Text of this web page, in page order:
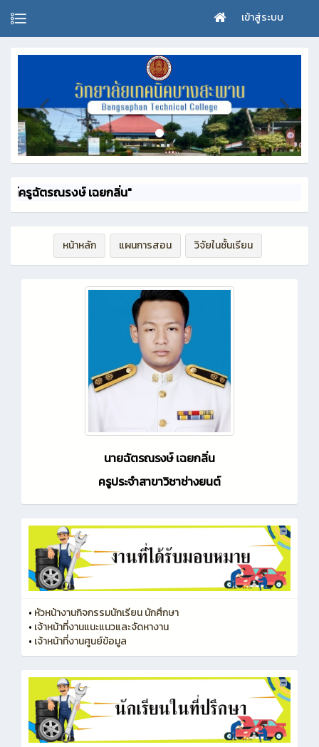
เข้าสู่ระบบ
ณรงษ์ เฉยกลิ่น"
หน้าหลัก แผนการสอน วิจัยในชั้นเรียน
นายฉัตรณรงษ์ เฉยกลิ่น
ครูประจำสาขาวิชาช่างยนต์
• หัวหน้างานกิจกรรมนักเรียน นักศึกษา
• เจ้าหน้าที่งานแนะแนวและจัดหางาน
• เจ้าหน้าที่งานศูนย์ข้อมูล